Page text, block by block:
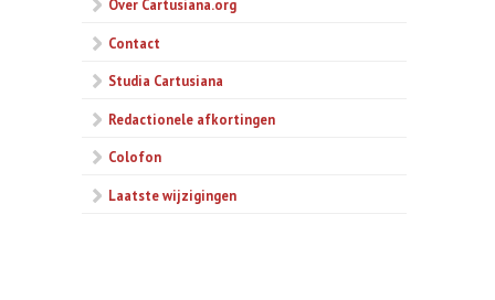
Over Cartusiana.org
Contact
Studia Cartusiana
Redactionele afkortingen
Colofon
Laatste wijzigingen